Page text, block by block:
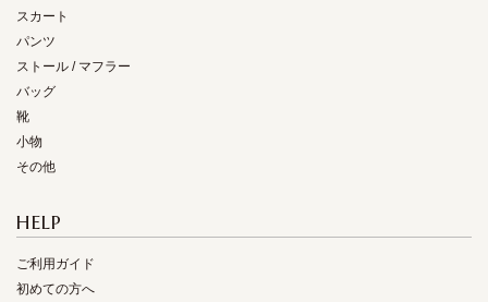
スカート
パンツ
ストール / マフラー
バッグ
靴
小物
その他
HELP
ご利用ガイド
初めての方へ